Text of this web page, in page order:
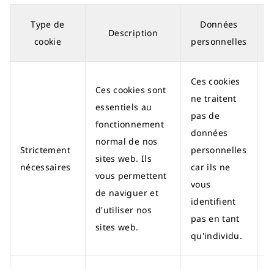
Type de
cookie
Description
Données
personnelles
Strictement
nécessaires
Ces cookies sont
essentiels au
fonctionnement
normal de nos
sites web. Ils
vous permettent
de naviguer et
d'utiliser nos
sites web.
Ces cookies
ne traitent
pas de
données
personnelles
car ils ne
vous
identifient
pas en tant
qu'individu.